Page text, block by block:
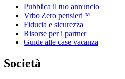
Pubblica il tuo annuncio
Vrbo Zero pensieri™
Fiducia e sicurezza
Risorse per i partner
Guide alle case vacanza
Società